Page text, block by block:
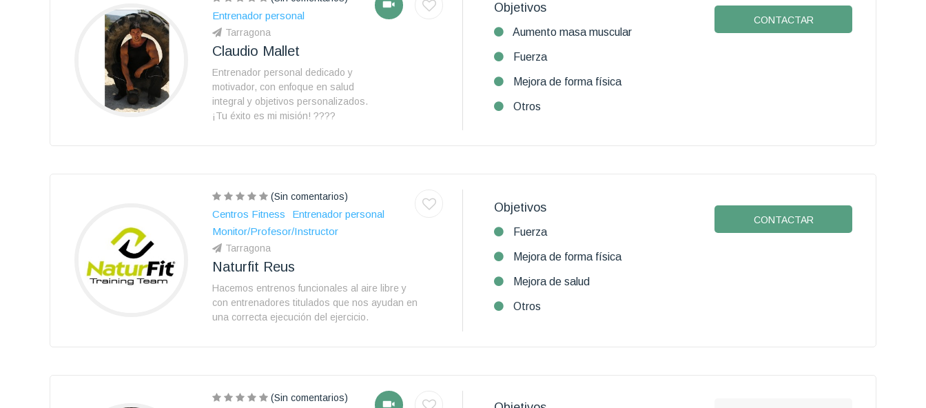
Entrenador personal
Tarragona
Claudio Mallet
Entrenador personal dedicado y
motivador, con enfoque en salud
integral y objetivos personalizados.
¡Tu éxito es mi misión! ????
Objetivos
Aumento masa muscular
Fuerza
Mejora de forma física
Otros
CONTACTAR
(Sin comentarios)
Centros Fitness
Entrenador personal
Monitor/Profesor/Instructor
Tarragona
Naturfit Reus
Hacemos entrenos funcionales al aire libre y
con entrenadores titulados que nos ayudan en
una correcta ejecución del ejercicio.
Objetivos
Fuerza
Mejora de forma física
Mejora de salud
Otros
CONTACTAR
(Sin comentarios)